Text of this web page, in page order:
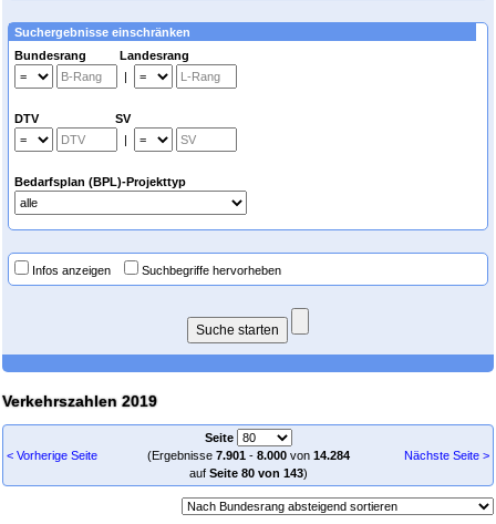
Suchergebnisse einschränken
Bundesrang Landesrang
|
DTV SV
|
Bedarfsplan (BPL)-Projekttyp
Infos anzeigen Suchbegriffe hervorheben
Verkehrszahlen 2019
< Vorherige Seite
Seite
(Ergebnisse 7.901- 8.000von 14.284
auf Seite 80 von 143)
Nächste Seite >